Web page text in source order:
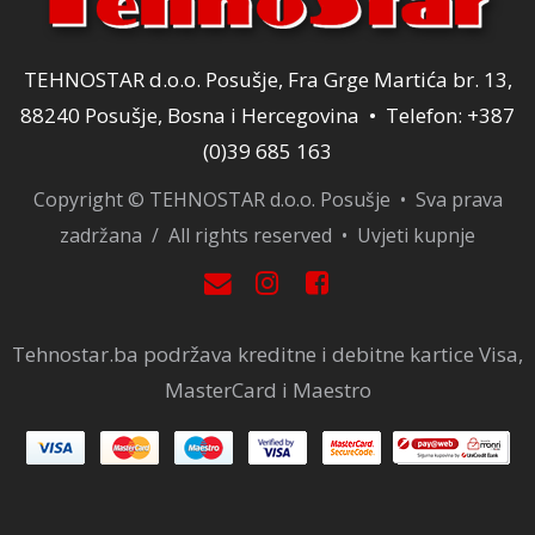
TEHNOSTAR d.o.o. Posušje, Fra Grge Martića br. 13,
88240 Posušje, Bosna i Hercegovina • Telefon: +387
(0)39 685 163
Copyright © TEHNOSTAR d.o.o. Posušje • Sva prava
zadržana / All rights reserved • Uvjeti kupnje
Tehnostar.ba podržava kreditne i debitne kartice Visa,
MasterCard i Maestro